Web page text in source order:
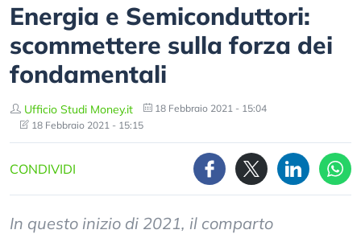
Energia e Semiconduttori:
scommettere sulla forza dei
fondamentali
Ufficio Studi Money.it
18 Febbraio 2021 - 15:04
18 Febbraio 2021 - 15:15
CONDIVIDI
In questo inizio di 2021, il comparto